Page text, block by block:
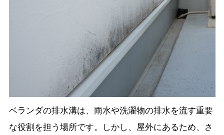
ベランダの排水溝は、雨水や洗濯物の排水を流す重要
な役割を担う場所です。しかし、屋外にあるため、さ